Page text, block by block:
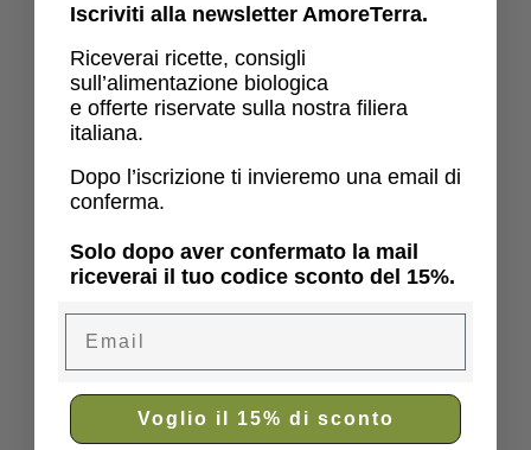
Iscriviti alla newsletter AmoreTerra.
Riceverai ricette, consigli
sull’alimentazione biologica
e offerte riservate sulla nostra filiera
italiana.
Dopo l’iscrizione ti invieremo una email di
conferma.
Solo dopo aver confermato la mail
riceverai il tuo codice sconto del 15%.
Voglio il 15% di sconto